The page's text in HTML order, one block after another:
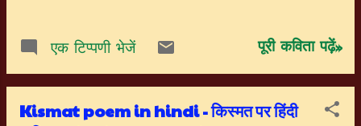
स्वाभिमान समझकर, छोटे बड़े का
सकता है। एक रूठे तो दूसरे को झुककर
मनाना पड़ेगा। वरना अभिमान की तराजू
एक टिप्पणी भेजें पूरी कविता पढ़ें»
Kismat poem in hindi - किस्मत पर हिंदी